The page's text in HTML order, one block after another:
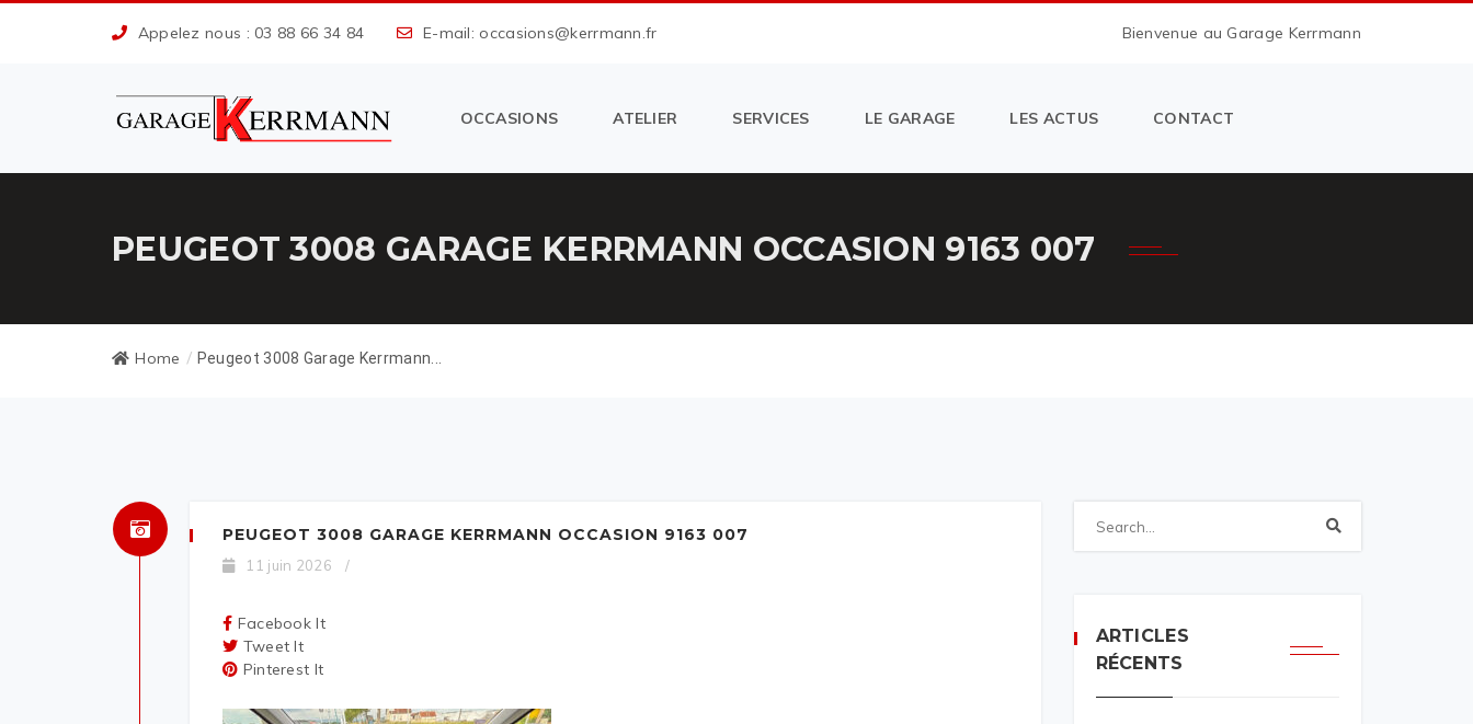
Appelez nous : 03 88 66 34 84 E-mail: occasions@kerrmann.fr Bienvenue au Garage Kerrmann
OCCASIONS ATELIER SERVICES LE GARAGE LES ACTUS CONTACT
PEUGEOT 3008 GARAGE KERRMANN OCCASION 9163 007
Home / Peugeot 3008 Garage Kerrmann...
PEUGEOT 3008 GARAGE KERRMANN OCCASION 9163 007
11 juin 2026 /
Facebook It
Tweet It
Pinterest It
ARTICLES
RÉCENTS